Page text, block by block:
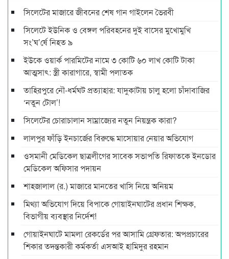
সিলেটের মাজারে জীবনের শেষ গান গাইলেন ভৈরবী
সিলেটে ইউনিক ও বেঙ্গল পরিবহনের দুই বাসের মুখোমুখি
সং’ঘ’র্ষে নিহত ৯
ইউকে ওয়ার্ক পারমিটের নামে ৩ কোটি ৬০ লাখ কোটি টাকা
আত্মসাৎ: স্ত্রী কারাগারে, স্বামী পলাতক
তাহিরপুরে নৌ-ধর্মঘট প্রত্যাহার: যাদুকাটায় চালু হলো চাঁদাবাজির
‘নতুন টোল’!
সিলেটের চোরাচালান সাম্রাজ্যের নতুন নিয়ন্ত্রক কারা?
লালপুর ফাঁড়ি ইনচার্জের বিরুদ্ধে মাসোয়ার নেয়ার অভিযোগ
ওসমানী মেডিকেল ছাত্রলীগের সাবেক সভাপতি রিফাতকে ইনডোর
মেডিকেল অফিসার পদায়ন
শাহজালাল (র.) মাজারে মানতের খাসি নিয়ে অনিয়ম
মিথ্যা অভিযোগ দিয়ে বিপাকে গোয়াইনঘাটের প্রধান শিক্ষক,
বিভাগীয় ব্যবস্থার নির্দেশ!
গোয়াইনঘাটে মামলা রেকর্ডের পর আসামি গ্রেফতার: অপপ্রচারের
শিকার তদন্তকারী কর্মকর্তা এসআই হামিদুর রহমান